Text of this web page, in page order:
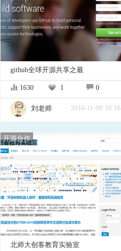
github全球开源共享之最
1630 1 0
刘老师 2016-11-08 10:16
开源合作
北师大创客教育实验室